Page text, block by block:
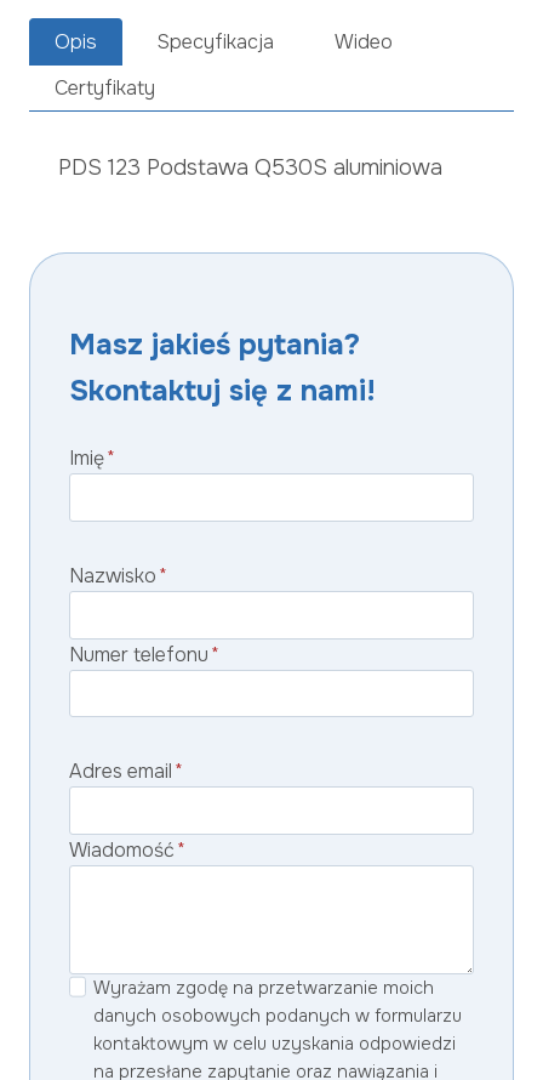
Opis Specyfikacja
Wideo
Certyfikaty
PDS 123 Podstawa Q530S aluminiowa
Masz jakieś pytania?
Skontaktuj się z nami!
Imię*
Nazwisko*
Numer telefonu*
Adres email*
Wiadomość*
Wyrażam zgodę na przetwarzanie moich
danych osobowych podanych w formularzu
kontaktowym w celu uzyskania odpowiedzi
na przesłane zapytanie oraz nawiązania i